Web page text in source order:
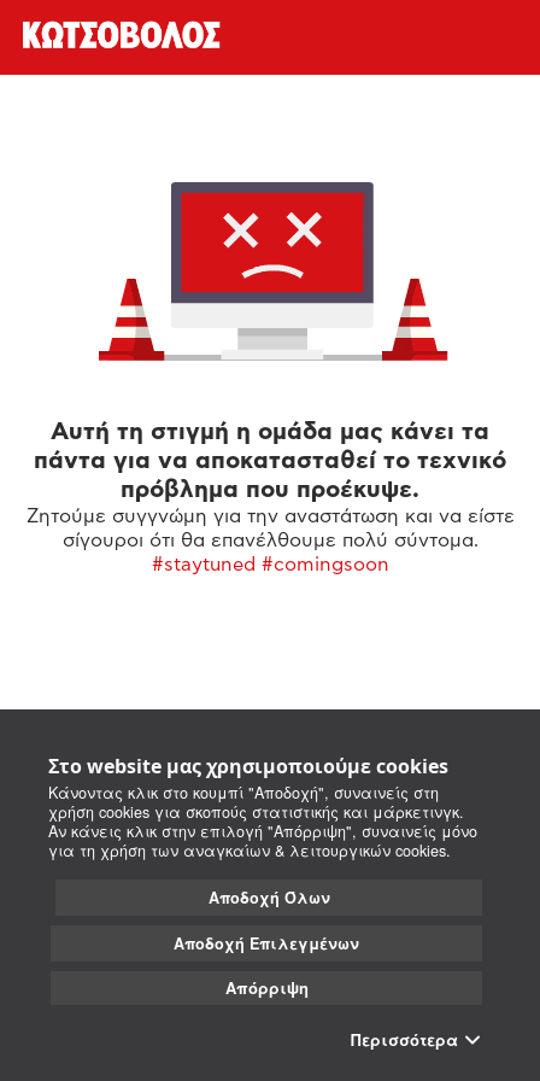
Στο website μας χρησιμοποιούμε cookies
Κάνοντας κλικ στο κουμπί "Αποδοχή", συναινείς στη
χρήση cookies για σκοπούς στατιστικής και μάρκετινγκ.
Αν κάνεις κλικ στην επιλογή "Απόρριψη", συναινείς μόνο
για τη χρήση των αναγκαίων & λειτουργικών cookies.
Αποδοχή Όλων
Αποδοχή Επιλεγμένων
Απόρριψη
Περισσότερα
Αυτή τη στιγμή η ομάδα μας κάνει τα
πάντα για να αποκατασταθεί το τεχνικό
πρόβλημα που προέκυψε.
Ζητούμε συγγνώμη για την αναστάτωση και να είστε
σίγουροι ότι θα επανέλθουμε πολύ σύντομα.
#staytuned #comingsoon